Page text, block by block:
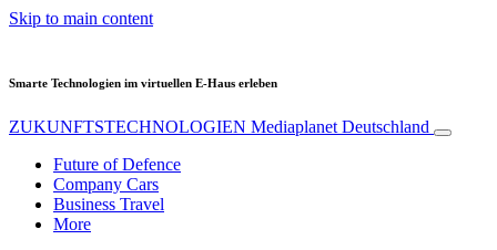
Skip to main content
Smarte Technologien im virtuellen E-Haus erleben
ZUKUNFTSTECHNOLOGIEN Mediaplanet Deutschland
Future of Defence
Company Cars
Business Travel
More